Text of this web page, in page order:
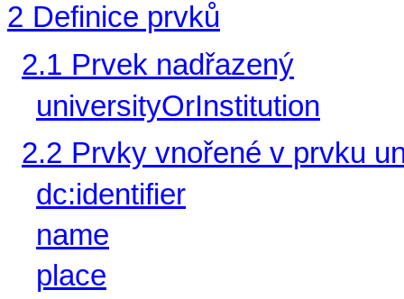
2 Definice prvků
2.1 Prvek nadřazený
universityOrInstitution
2.2 Prvky vnořené v prvku
dc:identifier
name
place